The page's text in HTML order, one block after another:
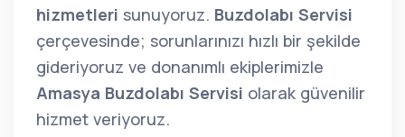
hizmetleri sunuyoruz. Buzdolabı Servisi
çerçevesinde; sorunlarınızı hızlı bir şekilde
gideriyoruz ve donanımlı ekiplerimizle
Amasya Buzdolabı Servisi olarak güvenilir
hizmet veriyoruz.